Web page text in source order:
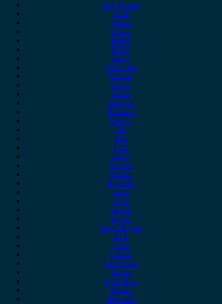
Alfa Romeo
Audi
Austin
Acura
BMW
BYD
Chery
Chevrolet
Citroen
Cupra
Dacia
Daewoo
Daihatsu
Dodge
DS
Fiat
Ford
Geely
Gonow
Honda
Hyundai
Isuzu
iveco
Jaecoo
Jaguar
Jeep Chrysler
KIA
Lada
Lancia
Leapmotor
Lexus
Lynk & co
Mazda
Mercedes